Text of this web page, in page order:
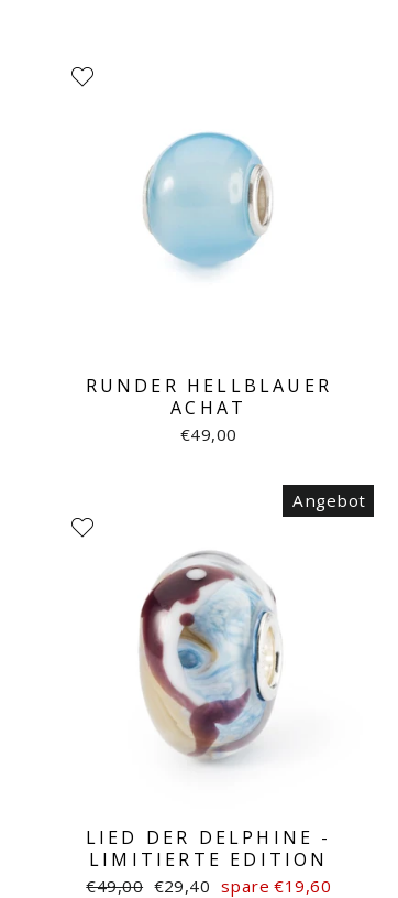
RUNDER HELLBLAUER
ACHAT
€49,00
Angebot
LIED DER DELPHINE -
LIMITIERTE EDITION
Normaler
€49,00 Sonderpreis
€29,40 spare €19,60